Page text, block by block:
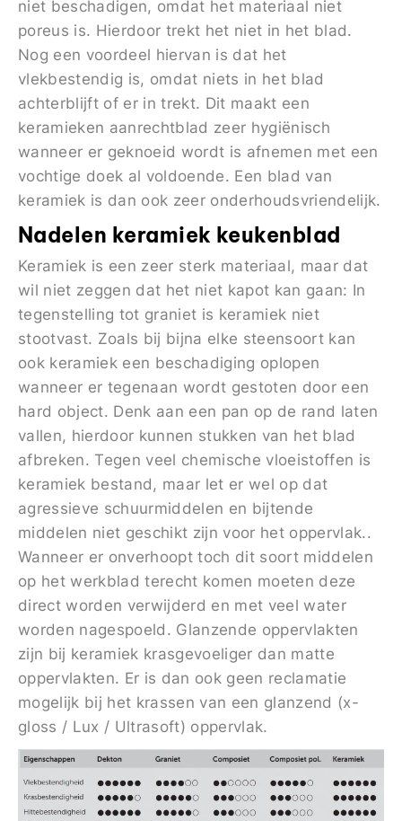
niet beschadigen, omdat het materiaal niet
poreus is. Hierdoor trekt het niet in het blad.
Nog een voordeel hiervan is dat het
vlekbestendig is, omdat niets in het blad
achterblijft of er in trekt. Dit maakt een
keramieken aanrechtblad zeer hygiënisch
wanneer er geknoeid wordt is afnemen met een
vochtige doek al voldoende. Een blad van
keramiek is dan ook zeer onderhoudsvriendelijk.
Nadelen keramiek keukenblad
Keramiek is een zeer sterk materiaal, maar dat
wil niet zeggen dat het niet kapot kan gaan: In
tegenstelling tot graniet is keramiek niet
stootvast. Zoals bij bijna elke steensoort kan
ook keramiek een beschadiging oplopen
wanneer er tegenaan wordt gestoten door een
hard object. Denk aan een pan op de rand laten
vallen, hierdoor kunnen stukken van het blad
afbreken. Tegen veel chemische vloeistoffen is
keramiek bestand, maar let er wel op dat
agressieve schuurmiddelen en bijtende
middelen niet geschikt zijn voor het oppervlak..
Wanneer er onverhoopt toch dit soort middelen
op het werkblad terecht komen moeten deze
direct worden verwijderd en met veel water
worden nagespoeld. Glanzende oppervlakten
zijn bij keramiek krasgevoeliger dan matte
oppervlakten. Er is dan ook geen reclamatie
mogelijk bij het krassen van een glanzend (x-
gloss / Lux / Ultrasoft) oppervlak.